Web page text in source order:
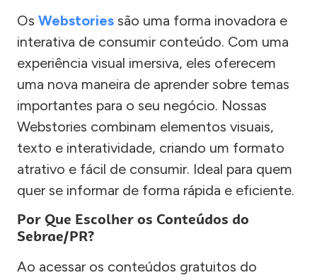
Os Webstories são uma forma inovadora e
interativa de consumir conteúdo. Com uma
experiência visual imersiva, eles oferecem
uma nova maneira de aprender sobre temas
importantes para o seu negócio. Nossas
Webstories combinam elementos visuais,
texto e interatividade, criando um formato
atrativo e fácil de consumir. Ideal para quem
quer se informar de forma rápida e eficiente.
Por Que Escolher os Conteúdos do
Sebrae/PR?
Ao acessar os conteúdos gratuitos do